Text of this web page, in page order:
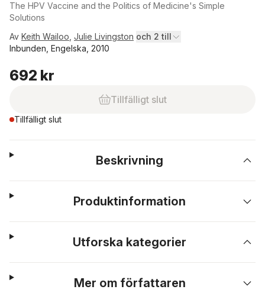
The HPV Vaccine and the Politics of Medicine's Simple
Solutions
Av Keith Wailoo Julie Livingston och 2 till
Inbunden, Engelska, 2010
692 kr
Tillfälligt slut
Tillfälligt slut
Beskrivning
Produktinformation
Utforska kategorier
Mer om författaren